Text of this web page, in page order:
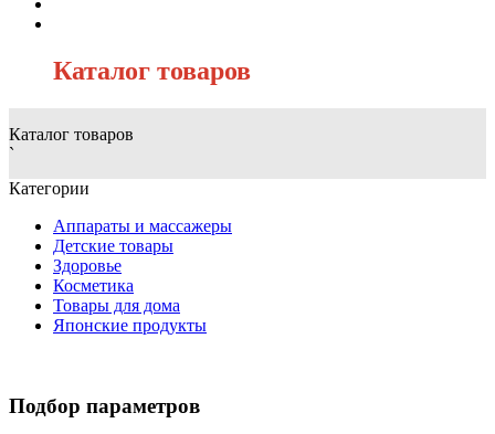
Каталог товаров
Каталог товаров
`
Категории
Аппараты и массажеры
Детские товары
Здоровье
Косметика
Товары для дома
Японские продукты
Подбор параметров